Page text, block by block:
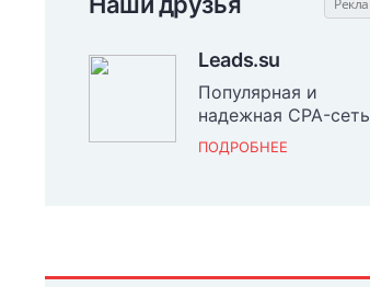
Leads.su
Популярная и
надежная CPA-сеть
ПОДРОБНЕЕ